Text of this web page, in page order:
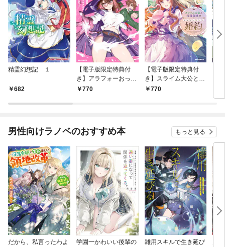
精霊幻想記 １
682
【電子版限定特典付
き】アラフォーおっさ
んはスローライフの夢
770
【電子版限定特典付
き】スライム大公と没
落令嬢のあんがい幸せ
770
男性向けラノベのおすすめ本 もっと見る
だから、私言ったわよ
学園一かわいい後輩の
雑用スキルで生き延び